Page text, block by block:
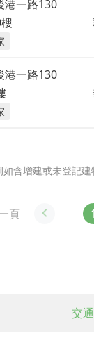
港一路130
港一路130
含增建或未登記
頁
交通